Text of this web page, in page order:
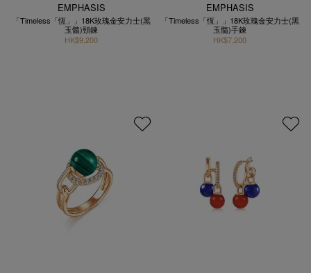
EMPHASIS
「Timeless「恆」」18K玫瑰金安力士(黑
玉髓)頸鍊
HK$9,200
EMPHASIS
「Timeless「恆」」18K玫瑰金安力士(黑
玉髓)手鍊
HK$7,200